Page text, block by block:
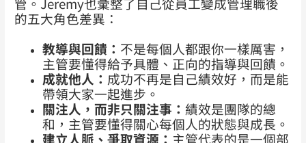
的五大角色差異：
教導與回饋： 不是每個人都跟你一樣厲害，
主管要懂得給予具體、正向的指導與回饋。
成就他人： 成功不再是自己績效好，而是能
帶領大家一起進步。
關注人，而非只關注事：績效是團隊的總
和，主管要懂得關心每個人的狀態與成長。
建立人脈、爭取資源： 主管代表的是一個部